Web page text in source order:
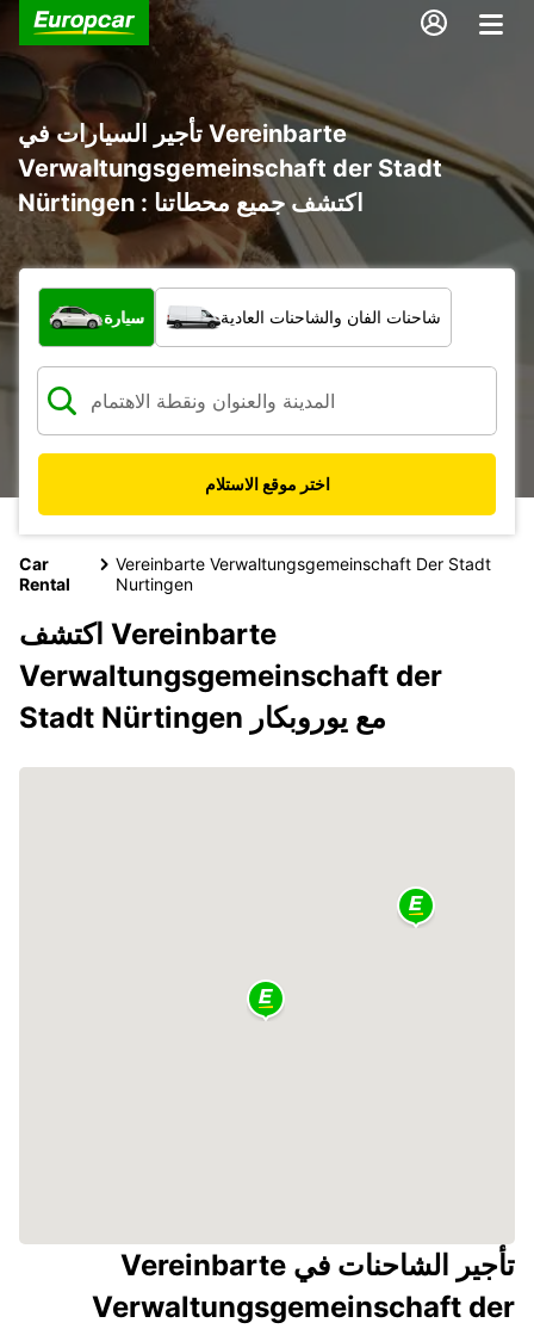
تأجير السيارات في Vereinbarte
Verwaltungsgemeinschaft der Stadt
Nürtingen : اكتشف جميع محطاتنا
ما نوع المركبة؟
سيارة شاحنات الفان والشاحنات العادية
اختر موقع الاستلام
Car
Rental
Vereinbarte Verwaltungsgemeinschaft Der Stadt
Nurtingen
اكتشف Vereinbarte
Verwaltungsgemeinschaft der
Stadt Nürtingen مع يوروبكار
تأجير الشاحنات في Vereinbarte
Verwaltungsgemeinschaft der